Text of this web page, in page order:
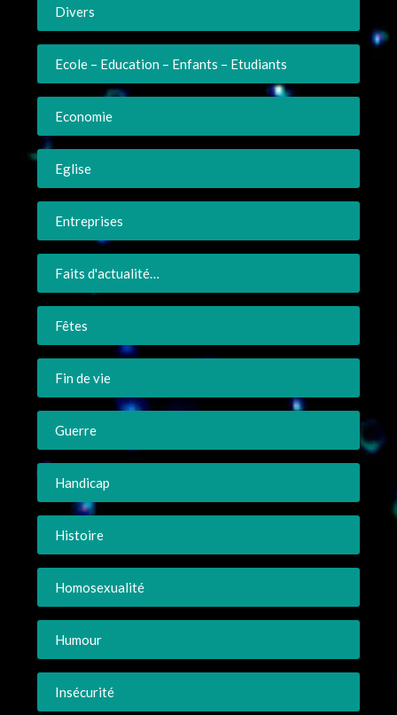
Divers
Ecole – Education – Enfants – Etudiants
Economie
Eglise
Entreprises
Faits d'actualité…
Fêtes
Fin de vie
Guerre
Handicap
Histoire
Homosexualité
Humour
Insécurité